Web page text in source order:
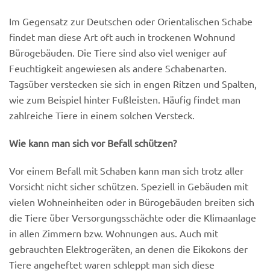
Im Gegensatz zur Deutschen oder Orientalischen Schabe
findet man diese Art oft auch in trockenen Wohnund
Bürogebäuden. Die Tiere sind also viel weniger auf
Feuchtigkeit angewiesen als andere Schabenarten.
Tagsüber verstecken sie sich in engen Ritzen und Spalten,
wie zum Beispiel hinter Fußleisten. Häufig findet man
zahlreiche Tiere in einem solchen Versteck.
Wie kann man sich vor Befall schützen?
Vor einem Befall mit Schaben kann man sich trotz aller
Vorsicht nicht sicher schützen. Speziell in Gebäuden mit
vielen Wohneinheiten oder in Bürogebäuden breiten sich
die Tiere über Versorgungsschächte oder die Klimaanlage
in allen Zimmern bzw. Wohnungen aus. Auch mit
gebrauchten Elektrogeräten, an denen die Eikokons der
Tiere angeheftet waren schleppt man sich diese